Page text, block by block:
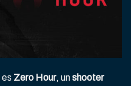
Zero Hour, unshooter